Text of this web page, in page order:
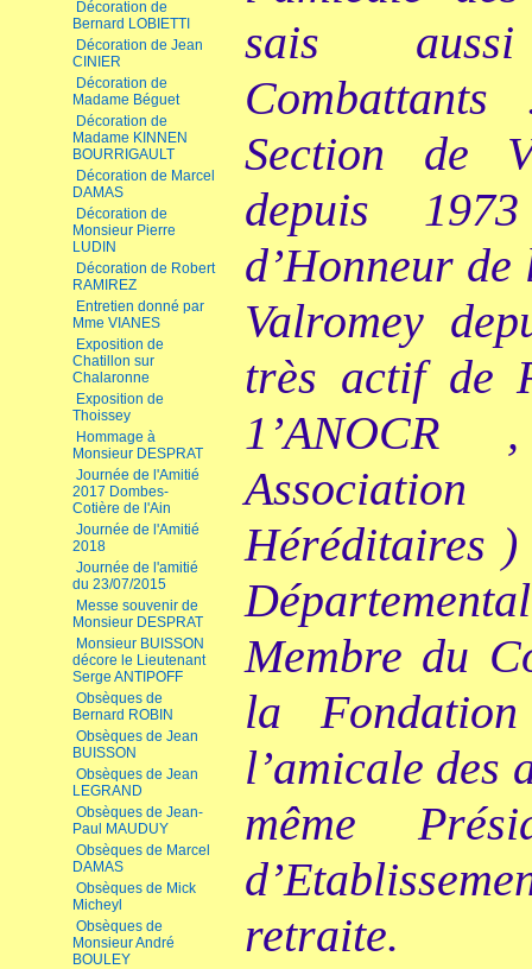
Décoration de
Bernard LOBIETTI
Décoration de Jean
CINIER
Décoration de
Madame Béguet
Décoration de
Madame KINNEN
BOURRIGAULT
Décoration de Marcel
DAMAS
Décoration de
Monsieur Pierre
LUDIN
Décoration de Robert
RAMIREZ
Entretien donné par
Mme VIANES
Exposition de
Chatillon sur
Chalaronne
Exposition de
Thoissey
Hommage à
Monsieur DESPRAT
Journée de l'Amitié
2017 Dombes-
Cotière de l'Ain
Journée de l'Amitié
2018
Journée de l'amitié
du 23/07/2015
Messe souvenir de
Monsieur DESPRAT
Monsieur BUISSON
décore le Lieutenant
Serge ANTIPOFF
Obsèques de
Bernard ROBIN
Obsèques de Jean
BUISSON
Obsèques de Jean
LEGRAND
Obsèques de Jean-
Paul MAUDUY
Obsèques de Marcel
DAMAS
Obsèques de Mick
Micheyl
Obsèques de
Monsieur André
BOULEY
sais
Section de
depuis
d’Honneur de
Valromey
très actif de
Héréditaires )
Membre du
la
l’amicale des
même
retraite.